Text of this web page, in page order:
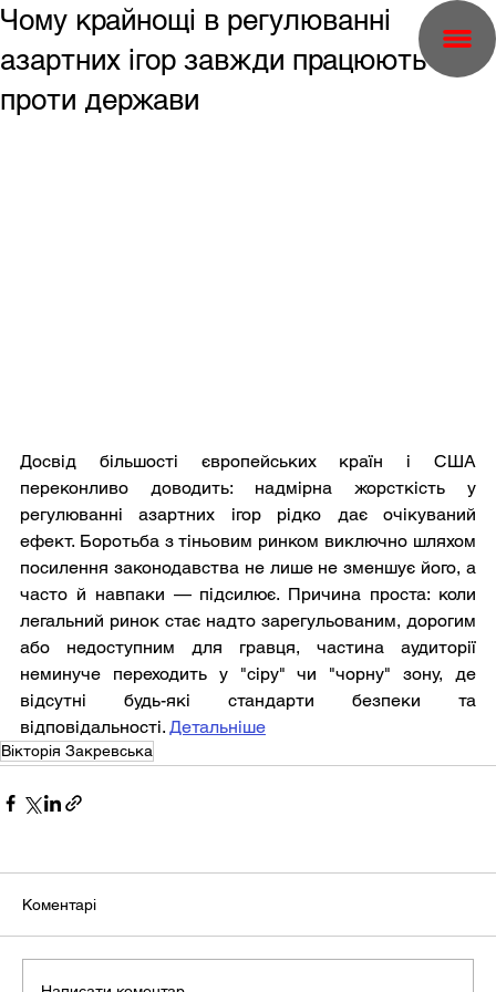
Чому крайнощі в регулюванні
азартних ігор завжди працюють
проти держави
Досвід більшості європейських країн і США
переконливо доводить: надмірна жорсткість у
регулюванні азартних ігор рідко дає очікуваний
ефект. Боротьба з тіньовим ринком виключно шляхом
посилення законодавства не лише не зменшує його, а
часто й навпаки — підсилює. Причина проста: коли
легальний ринок стає надто зарегульованим, дорогим
або недоступним для гравця, частина аудиторії
неминуче переходить у "сіру" чи "чорну" зону, де
відсутні будь-які стандарти безпеки та
відповідальності. Детальніше
Вікторія Закревська
Коментарі